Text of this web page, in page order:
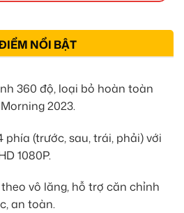
NỔI BẬT
360 độ, loại bỏ hoàn toàn
2023.
phía (trước, sau, trái, phải) với
1080P.
vô lăng, hỗ trợ căn chỉnh
an toàn.